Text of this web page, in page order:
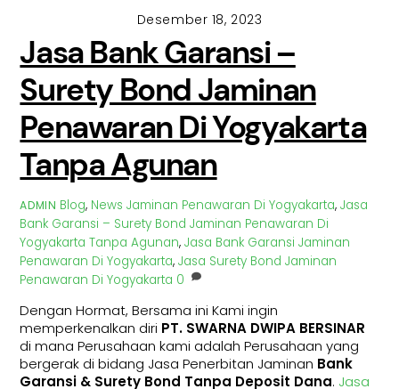
Desember 18, 2023
Jasa Bank Garansi –
Surety Bond Jaminan
Penawaran Di Yogyakarta
Tanpa Agunan
ADMIN Blog, News Jaminan Penawaran Di Yogyakarta,Jasa
Bank Garansi – Surety Bond Jaminan Penawaran Di
Yogyakarta Tanpa Agunan,Jasa Bank Garansi Jaminan
Penawaran Di Yogyakarta,Jasa Surety Bond Jaminan
Penawaran Di Yogyakarta 0
Dengan Hormat, Bersama ini Kami ingin
memperkenalkan diri PT. SWARNA DWIPA BERSINAR
di mana Perusahaan kami adalah Perusahaan yang
bergerak di bidang Jasa Penerbitan Jaminan Bank
Garansi & Surety Bond Tanpa Deposit Dana. Jasa